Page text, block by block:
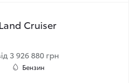
Land Cruiser
3 926 880 грн
Бензин